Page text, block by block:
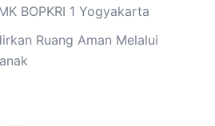
BOPKRI 1 Yogyakarta
Ruang Aman Melalui